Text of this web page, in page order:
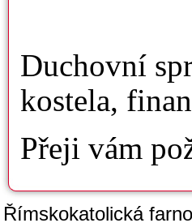
Duchovní
kostela,
Přeji vám
Římskokatolická